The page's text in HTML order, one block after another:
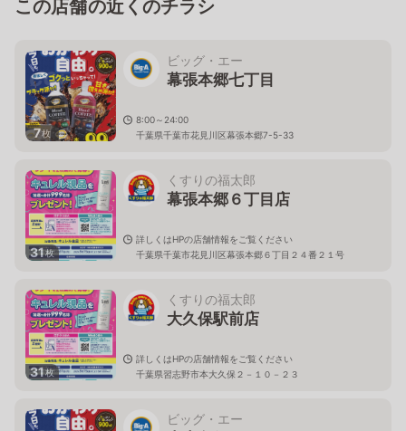
この店舗の近くのチラシ
7枚
ビッグ・エー
幕張本郷七丁目
8:00～24:00
千葉県千葉市花見川区幕張本郷7-5-33
31枚
くすりの福太郎
幕張本郷６丁目店
詳しくはHPの店舗情報をご覧ください
千葉県千葉市花見川区幕張本郷６丁目２４番２１号
31枚
くすりの福太郎
大久保駅前店
詳しくはHPの店舗情報をご覧ください
千葉県習志野市本大久保２－１０－２３
ビッグ・エー